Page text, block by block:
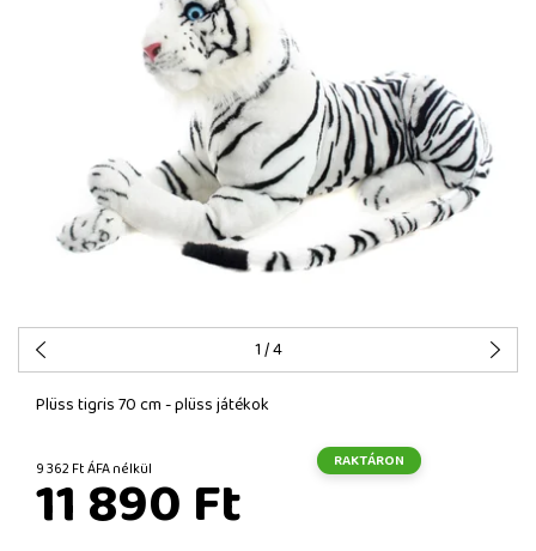
1/ 4
Plüss tigris 70 cm - plüss játékok
9 362 Ft ÁFA nélkül RAKTÁRON
11 890 Ft